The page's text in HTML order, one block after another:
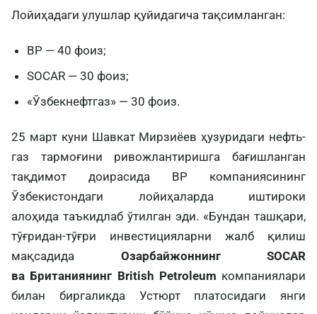
Лойиҳадаги улушлар қуйидагича тақсимланган:
BP — 40 фоиз;
SOCAR — 30 фоиз;
«Ўзбекнефтгаз» — 30 фоиз.
25 март куни Шавкат Мирзиёев ҳузуридаги нефть-
газ тармоғини ривожлантиришга бағишланган
тақдимот доирасида BP компаниясининг
Ўзбекистондаги лойиҳаларда иштироки
алоҳида таъкидлаб ўтилган эди. «Бундан ташқари,
тўғридан-тўғри инвестицияларни жалб қилиш
мақсадида Озарбайжоннинг SOCAR
ва Британиянинг British Petroleum компаниялари
билан биргаликда Устюрт платосидаги янги